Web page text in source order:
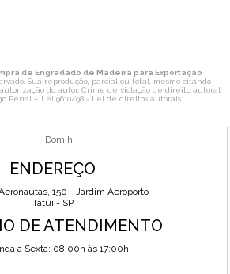
de Engradado de Madeira para Exportação
Sua reprodução, parcial ou total, mesmo citando
do autor. Crime de violação de direito autoral
Penal – Lei 9610/98 - Lei de direitos autorais.
ENDEREÇO
150 - Jardim Aeroporto
Tatuí - SP
DE ATENDIMENTO
a Sexta: 08:00h às 17:00h